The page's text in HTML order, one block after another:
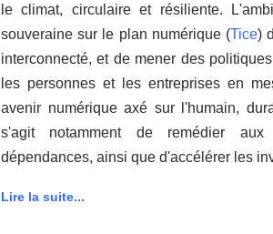
le climat, circulaire et résiliente.
souveraine sur le plan numérique (Tice)
interconnecté, et de mener des
les personnes et les entreprises en
avenir numérique axé sur l'humain,
s'agit notamment de remédier
dépendances, ainsi que d'accélérer les
Lire la suite...